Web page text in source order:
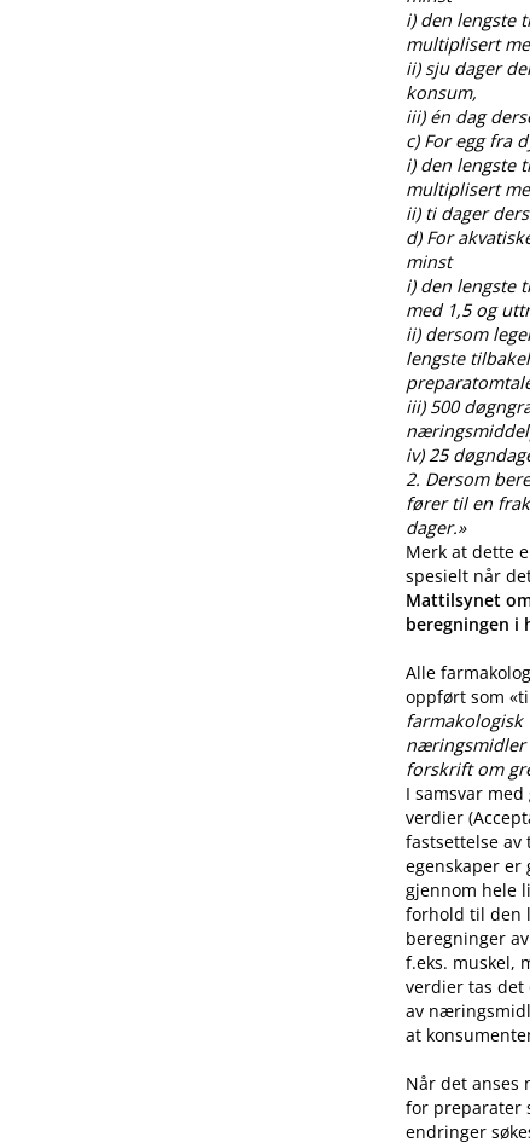
i) den lengste
multiplisert
ii) sju dager
konsum,
iii) én dag
c) For egg fra
i) den lengste
multiplisert
ii) ti dager
d) For
minst
i) den lengste
med 1,5 og
ii) dersom
lengste
iii) 500
iv) 25
2. Dersom
fører til en
dager.»
Merk at dette
spesielt når
Mattilsynet
beregningen i
Alle
oppført som
farmakologisk
næringsmidler
forskrift om
I samsvar
verdier
fastsettelse
egenskaper
gjennom hele
forhold til den
beregninger
f.eks. muskel,
verdier tas det
av
at
Når det anses
for preparater
endringer